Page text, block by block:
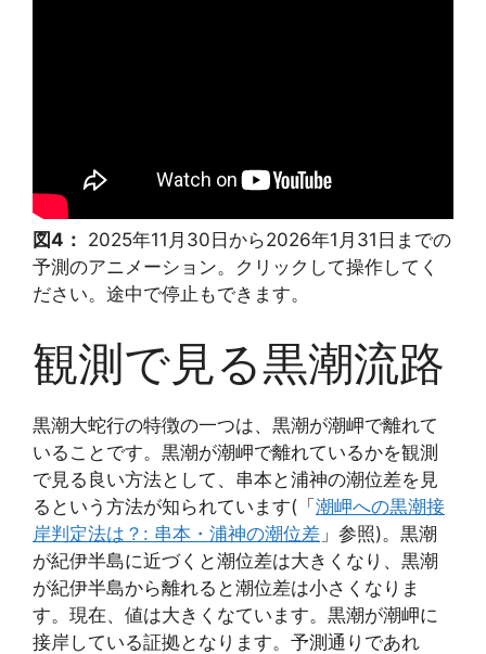
図4： 2025年11月30日から2026年1月31日までの
予測のアニメーション。クリックして操作してく
ださい。途中で停止もできます。
観測で見る黒潮流路
黒潮大蛇行の特徴の一つは、黒潮が潮岬で離れて
いることです。黒潮が潮岬で離れているかを観測
で見る良い方法として、串本と浦神の潮位差を見
るという方法が知られています(「潮岬への黒潮接
岸判定法は？: 串本・浦神の潮位差 」参照)。黒潮
が紀伊半島に近づくと潮位差は大きくなり、黒潮
が紀伊半島から離れると潮位差は小さくなりま
す。現在、値は大きくなています。黒潮が潮岬に
接岸している証拠となります。予測通りであれ